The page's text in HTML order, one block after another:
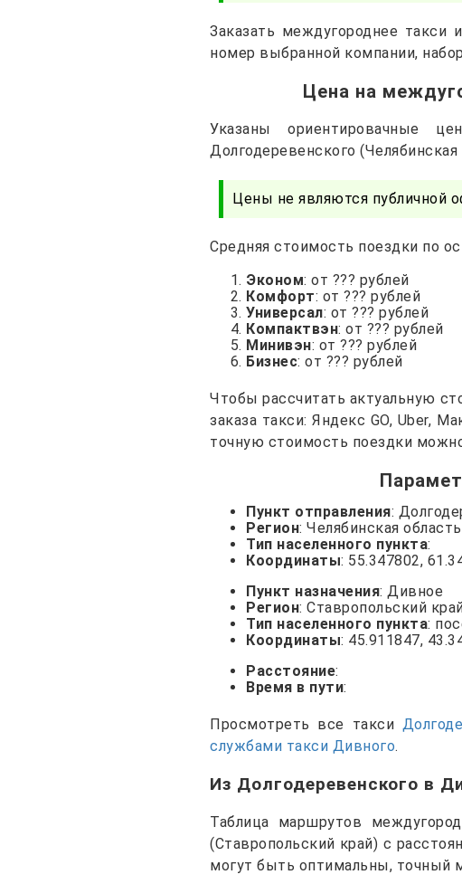
Заказать междугороднее
номер выбранной компании,
Цена на
Указаны ориентировачные
Долгодеревенского
Цены не являются публичной
Средняя стоимость поездки по
Эконом: от ??? рублей
Комфорт: от ??? рублей
Универсал: от ??? рублей
Компактвэн: от ??? рублей
Минивэн: от ??? рублей
Бизнес: от ??? рублей
Чтобы рассчитать актуальную
заказа такси: Яндекс GO, Uber,
точную стоимость поездки
Пункт отправления:
Регион: Челябинская область
Тип населенного пункта:
Координаты: 55.347802,
Пункт назначения: Дивное
Регион: Ставропольский
Тип населенного пункта:
Координаты: 45.911847,
Расстояние:
Время в пути:
Просмотреть все такси
службами такси Дивного.
Из Долгодеревенского в
Таблица маршрутов
(Ставропольский край) с
могут быть оптимальны, точный